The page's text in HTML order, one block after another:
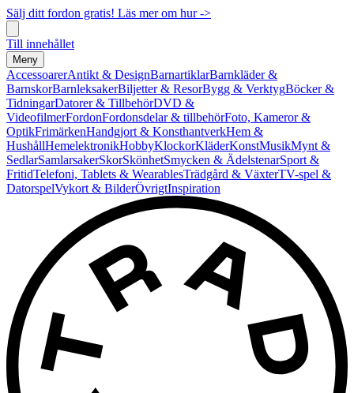
Sälj ditt fordon gratis! Läs mer om hur ->
Till innehållet
Meny
AccessoarerAntikt & DesignBarnartiklarBarnkläder &
BarnskorBarnleksakerBiljetter & ResorBygg & VerktygBöcker &
TidningarDatorer & TillbehörDVD &
VideofilmerFordonFordonsdelar & tillbehörFoto, Kameror &
OptikFrimärkenHandgjort & KonsthantverkHem &
HushållHemelektronikHobbyKlockorKläderKonstMusikMynt &
SedlarSamlarsakerSkorSkönhetSmycken & ÄdelstenarSport &
FritidTelefoni, Tablets & WearablesTrädgård & VäxterTV-spel &
DatorspelVykort & BilderÖvrigtInspiration